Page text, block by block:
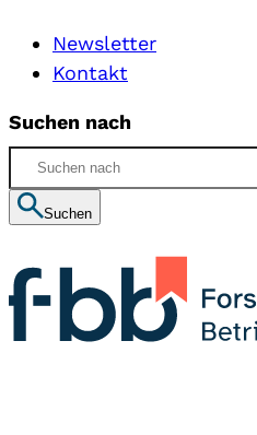
Newsletter
Kontakt
Suchen nach
Suchen